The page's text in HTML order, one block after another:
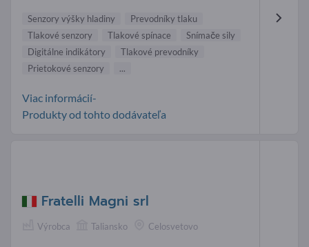
Senzory výšky hladiny
Prevodníky tlaku
Tlakové senzory
Tlakové spínace
Snímače sily
Digitálne indikátory
Tlakové prevodníky
Prietokové senzory
...
Viac informácií-
Produkty od tohto dodávateľa
Fratelli Magni srl
Výrobca Taliansko Celosvetovo